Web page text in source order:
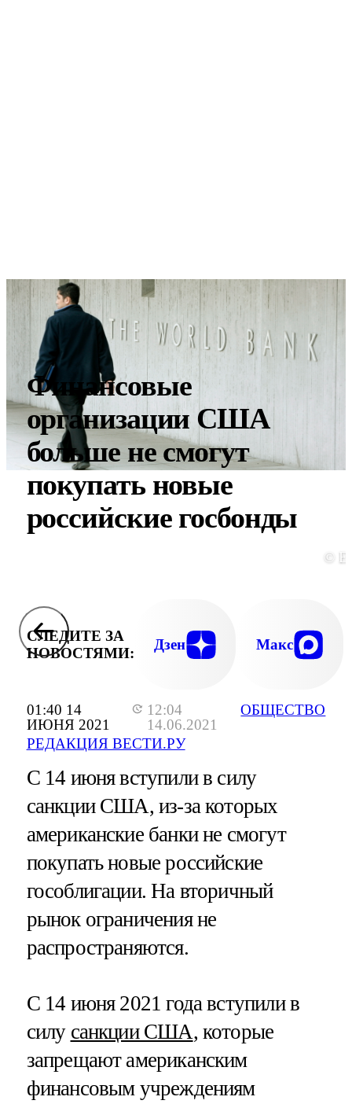
01:40 14
ИЮНЯ 2021
12:04
14.06.2021
РЕДАКЦИЯ ВЕСТИ.РУ
ОБЩЕСТВО
Финансовые
организации США
больше не смогут
покупать новые
российские госбонды
©
СЛЕДИТЕ ЗА
НОВОСТЯМИ:
Дзен Макс
С 14 июня вступили в силу
санкции США, из-за которых
американские банки не смогут
покупать новые российские
гособлигации. На вторичный
рынок ограничения не
распространяются.
С 14 июня 2021 года вступили в
силу санкции США, которые
запрещают американским
финансовым учреждениям